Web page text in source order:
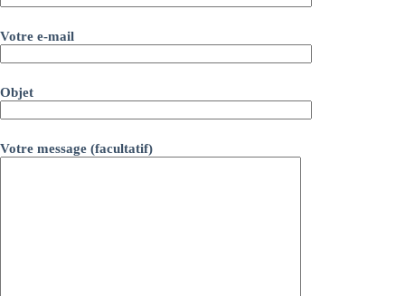
Votre e-mail
Objet
Votre message (facultatif)